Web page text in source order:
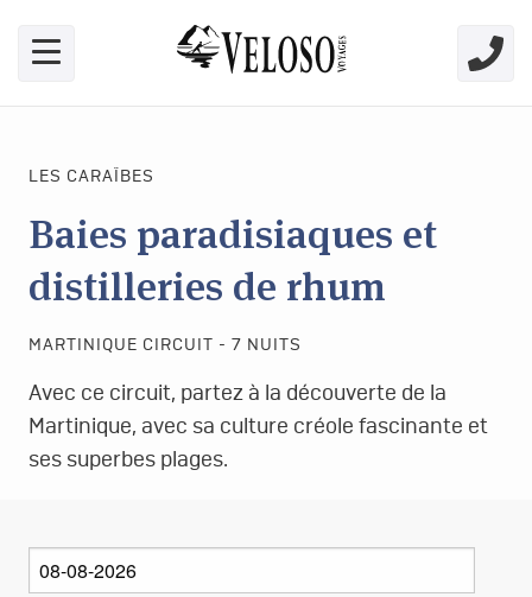
LES CARAÏBES
Baies paradisiaques et
distilleries de rhum
MARTINIQUE CIRCUIT - 7 NUITS
Avec ce circuit, partez à la découverte de la
Martinique, avec sa culture créole fascinante et
ses superbes plages.